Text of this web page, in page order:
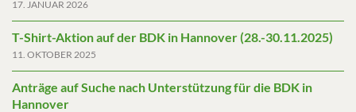
17. JANUAR 2026
T-Shirt-Aktion auf der BDK in Hannover (28.-30.11.2025)
11. OKTOBER 2025
Anträge auf Suche nach Unterstützung für die BDK in
Hannover